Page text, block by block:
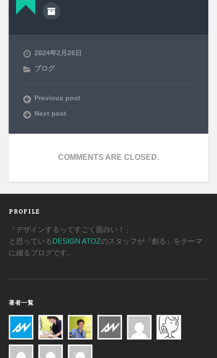
2024年2月26日
ブログ
Previous post
Next post
COMMENTS ARE CLOSED.
PROFILE
「デザインするってすごく面白い！」
と思っているDESIGN ATOZのスタッフが『創る』をテーマ
に綴るブログです。
著者一覧